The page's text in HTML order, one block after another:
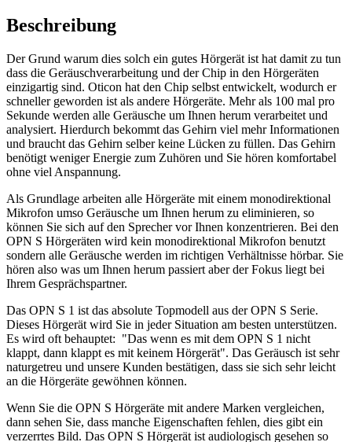
Beschreibung
Der Grund warum dies solch ein gutes Hörgerät ist hat damit zu tun
dass die Geräuschverarbeitung und der Chip in den Hörgeräten
einzigartig sind. Oticon hat den Chip selbst entwickelt, wodurch er
schneller geworden ist als andere Hörgeräte. Mehr als 100 mal pro
Sekunde werden alle Geräusche um Ihnen herum verarbeitet und
analysiert. Hierdurch bekommt das Gehirn viel mehr Informationen
und braucht das Gehirn selber keine Lücken zu füllen. Das Gehirn
benötigt weniger Energie zum Zuhören und Sie hören komfortabel
ohne viel Anspannung.
Als Grundlage arbeiten alle Hörgeräte mit einem monodirektional
Mikrofon umso Geräusche um Ihnen herum zu eliminieren, so
können Sie sich auf den Sprecher vor Ihnen konzentrieren. Bei den
OPN S Hörgeräten wird kein monodirektional Mikrofon benutzt
sondern alle Geräusche werden im richtigen Verhältnisse hörbar. Sie
hören also was um Ihnen herum passiert aber der Fokus liegt bei
Ihrem Gesprächspartner.
Das OPN S 1 ist das absolute Topmodell aus der OPN S Serie.
Dieses Hörgerät wird Sie in jeder Situation am besten unterstützen.
Es wird oft behauptet: "Das wenn es mit dem OPN S 1 nicht
klappt, dann klappt es mit keinem Hörgerät". Das Geräusch ist sehr
naturgetreu und unsere Kunden bestätigen, dass sie sich sehr leicht
an die Hörgeräte gewöhnen können.
Wenn Sie die OPN S Hörgeräte mit andere Marken vergleichen,
dann sehen Sie, dass manche Eigenschaften fehlen, dies gibt ein
verzerrtes Bild. Das OPN S Hörgerät ist audiologisch gesehen so